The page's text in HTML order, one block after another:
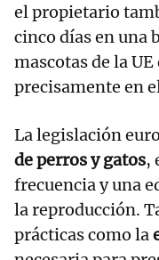
el propietario
cinco días en una
mascotas de la
precisamente en
La legislación
de perros y gatos,
frecuencia y una
la reproducción.
prácticas como la